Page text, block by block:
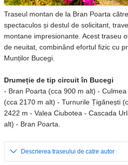
Traseul montan de la Bran Poarta
spectaculos și destul de solicitant,
montane impresionante. Acest traseu
de neuitat, combinând efortul fizic cu
Munților Bucegi.
Drumeție de tip circuit în Bucegi
- Bran Poarta (cca 900 m alt) -
(cca 2170 m alt) - Turnurile Țigănești
2422 m - Valea Ciubotea - Cascada
alt) - Bran Poarta.
Descrierea traseului de catre autor